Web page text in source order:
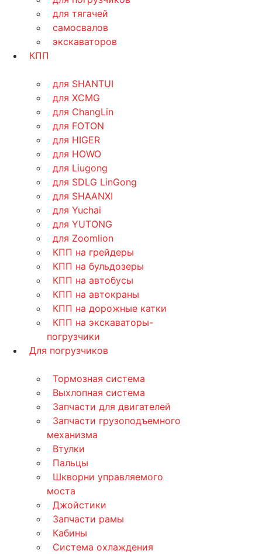
для тягачей
самосвалов
экскаваторов
КПП
для SHANTUI
для XCMG
для ChangLin
для FOTON
для HIGER
для HOWO
для Liugong
для SDLG LinGong
для SHAANXI
для Yuchai
для YUTONG
для Zoomlion
КПП на грейдеры
КПП на бульдозеры
КПП на автобусы
КПП на автокраны
КПП на дорожные катки
КПП на экскаваторы-
погрузчики
Для погрузчиков
Тормозная система
Выхлопная система
Запчасти для двигателей
Запчасти грузоподъемного
механизма
Втулки
Пальцы
Шкворни управляемого
моста
Джойстики
Запчасти рамы
Кабины
Система охлаждения